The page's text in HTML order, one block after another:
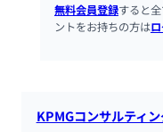
無料会員登録すると
ントをお持ちの方は
KPMGコンサルティ